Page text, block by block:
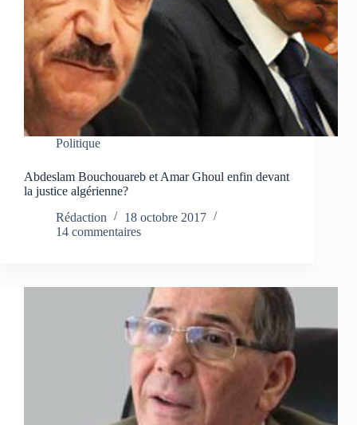
Politique
Abdeslam Bouchouareb et Amar Ghoul enfin devant
la justice algérienne?
Rédaction
18 octobre 2017
14 commentaires